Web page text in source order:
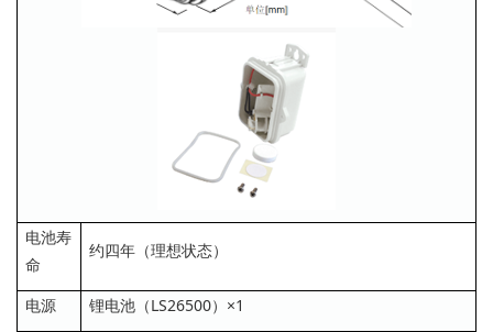
电池寿
命
约四年（理想状态）
电源
锂电池（LS26500）×1